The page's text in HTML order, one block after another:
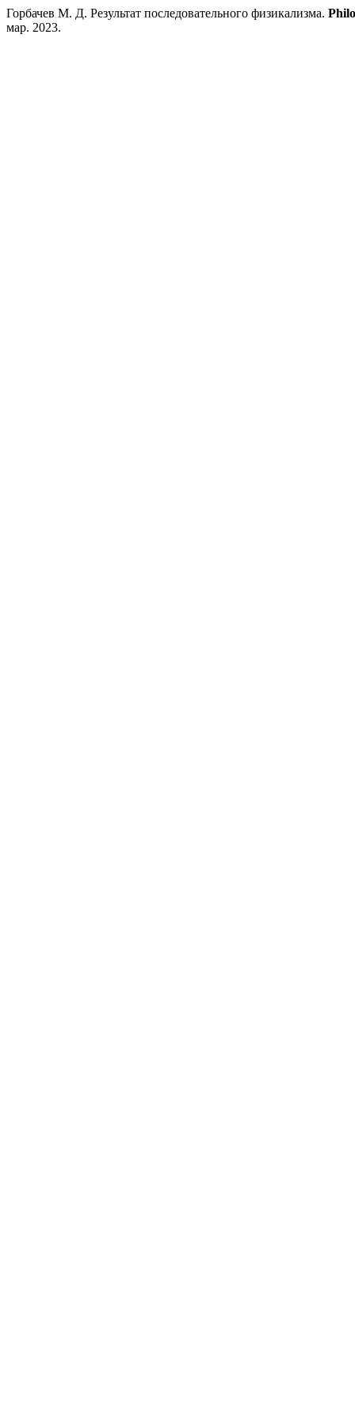
Горбачев М. Д. Результат последовательного физикализма.
мар. 2023.